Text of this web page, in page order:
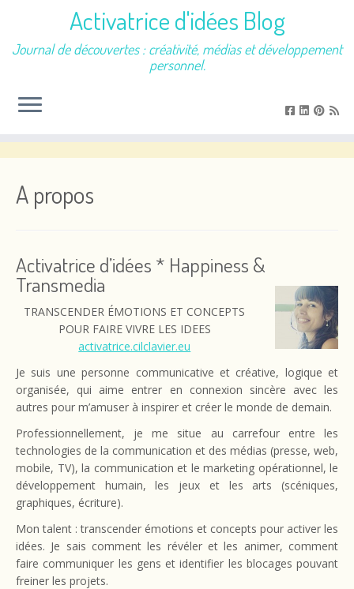
contenu
Activatrice d'idées Blog
Journal de découvertes : créativité, médias et développement
personnel.
A propos
Activatrice d’idées * Happiness &
Transmedia
TRANSCENDER ÉMOTIONS ET CONCEPTS
POUR FAIRE VIVRE LES IDEES
activatrice.cilclavier.eu
Je suis une personne communicative et créative, logique et
organisée, qui aime entrer en connexion sincère avec les
autres pour m’amuser à inspirer et créer le monde de demain.
Professionnellement, je me situe au carrefour entre les
technologies de la communication et des médias (presse, web,
mobile, TV), la communication et le marketing opérationnel, le
développement humain, les jeux et les arts (scéniques,
graphiques, écriture).
Mon talent : transcender émotions et concepts pour activer les
idées. Je sais comment les révéler et les animer, comment
faire communiquer les gens et identifier les blocages pouvant
freiner les projets.